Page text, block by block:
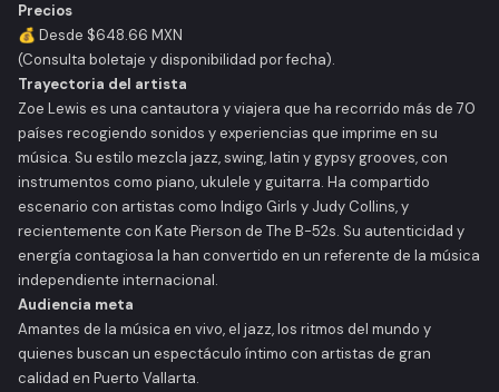
Precios
💰 Desde $648.66 MXN
(Consulta boletaje y disponibilidad por fecha).
Trayectoria del artista
Zoe Lewis es una cantautora y viajera que ha recorrido más de 70
países recogiendo sonidos y experiencias que imprime en su
música. Su estilo mezcla jazz, swing, latin y gypsy grooves, con
instrumentos como piano, ukulele y guitarra. Ha compartido
escenario con artistas como Indigo Girls y Judy Collins, y
recientemente con Kate Pierson de The B-52s. Su autenticidad y
energía contagiosa la han convertido en un referente de la música
independiente internacional.
Audiencia meta
Amantes de la música en vivo, el jazz, los ritmos del mundo y
quienes buscan un espectáculo íntimo con artistas de gran
calidad en Puerto Vallarta.